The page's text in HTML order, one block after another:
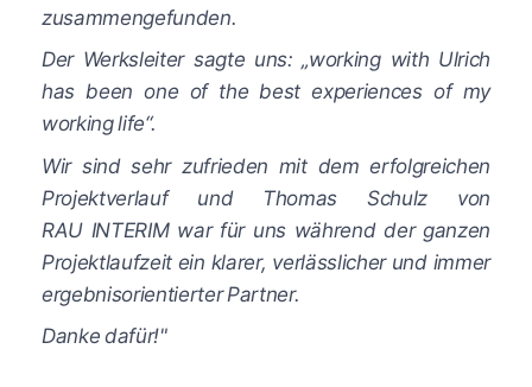
zusammengefunden.
Der Werksleiter sagte uns: „working with Ulrich
has been one of the best experiences of my
working life“.
Wir sind sehr zufrieden mit dem erfolgreichen
Projektverlauf und Thomas Schulz von
RAU INTERIM war für uns während der ganzen
Projektlaufzeit ein klarer, verlässlicher und immer
ergebnisorientierter Partner.
Danke dafür!"